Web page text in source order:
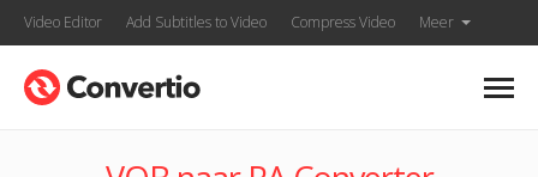
Video Editor Add Subtitles to Video Compress Video Meer